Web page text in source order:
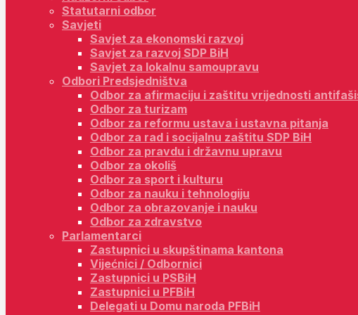
Statutarni odbor
Savjeti
Savjet za ekonomski razvoj
Savjet za razvoj SDP BiH
Savjet za lokalnu samoupravu
Odbori Predsjedništva
Odbor za afirmaciju i zaštitu vrijednosti
Odbor za turizam
Odbor za reformu ustava i ustavna pitanja
Odbor za rad i socijalnu zaštitu SDP BiH
Odbor za pravdu i državnu upravu
Odbor za okoliš
Odbor za sport i kulturu
Odbor za nauku i tehnologiju
Odbor za obrazovanje i nauku
Odbor za zdravstvo
Parlamentarci
Zastupnici u skupštinama kantona
Vijećnici / Odbornici
Zastupnici u PSBiH
Zastupnici u PFBiH
Delegati u Domu naroda PFBiH